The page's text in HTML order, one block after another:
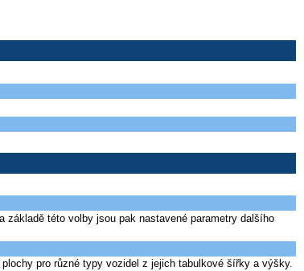
této volby jsou pak nastavené parametry dalšího
pro různé typy vozidel z jejich tabulkové šířky a výšky.